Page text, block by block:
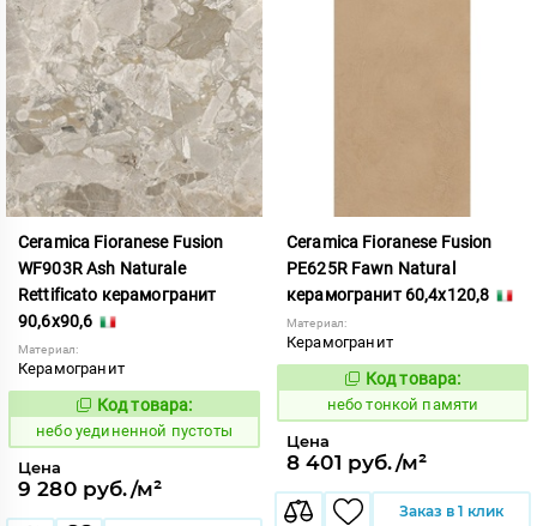
Ceramica Fioranese Fusion
WF903R Ash Naturale
Rettificato керамогранит
90,6x90,6
Материал:
Керамогранит
1122949
Код товара:
небо уединенной пустоты
Цена
9 280 руб./м²
Ceramica Fioranese Fusion
PE625R Fawn Natural
керамогранит 60,4x120,8
Материал:
Керамогранит
1122193
Код товара:
небо тонкой памяти
Цена
8 401 руб./м²
Заказ в 1 клик